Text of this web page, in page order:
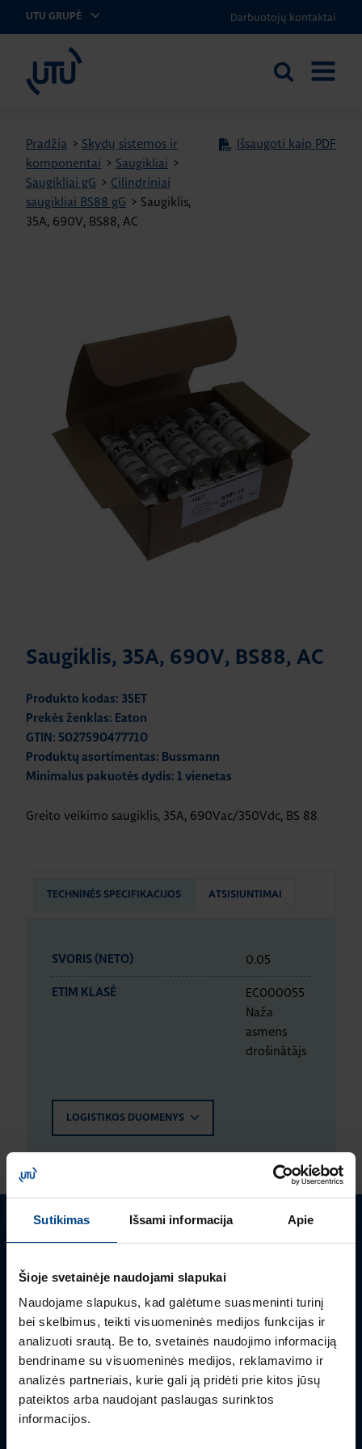
Sutikimas Išsami informacija Apie
Šioje svetainėje naudojami slapukai
Naudojame slapukus, kad galėtume suasmeninti turinį
bei skelbimus, teikti visuomeninės medijos funkcijas ir
analizuoti srautą. Be to, svetainės naudojimo informaciją
bendriname su visuomeninės medijos, reklamavimo ir
analizės partneriais, kurie gali ją pridėti prie kitos jūsų
pateiktos arba naudojant paslaugas surinktos
informacijos.
UTU GRUPĖ Darbuotojų kontaktai
UTU Lithuania
Ieškoti
Pradžia > Skydų sistemos ir
komponentai > Saugikliai >
Saugikliai gG > Cilindriniai
saugikliai BS88 gG > Saugiklis,
35A, 690V, BS88, AC
Išsaugoti kaip PDF
Saugiklis, 35A, 690V, BS88, AC
Produkto kodas: 35ET
Prekės ženklas: Eaton
GTIN: 5027590477710
Produktų asortimentas: Bussmann
Minimalus pakuotės dydis: 1 vienetas
Greito veikimo saugiklis, 35A, 690Vac/350Vdc, BS 88
TECHNINĖS SPECIFIKACIJOS ATSISIUNTIMAI
SVORIS (NETO) 0.05
ETIM KLASĖ
EC000055
Naža
asmens
drošinātājs
LOGISTIKOS DUOMENYS
Turite klausimų? Susisiekite
Mielai atsakysime į Jums aktualius klausimus.